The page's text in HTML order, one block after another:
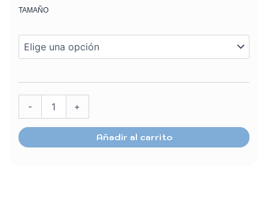
hasta
$ 248.800
TAMAÑO
-
TERRIER
cantidad
+
Añadir al carrito